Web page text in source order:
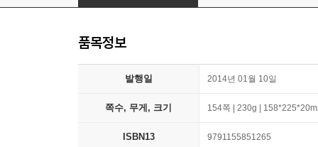
품목정보
발행일 2014년 01월 10일
쪽수, 무게, 크기 154쪽 | 230g |
ISBN13 9791155851265